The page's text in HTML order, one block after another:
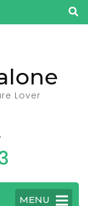
Lover
MENU